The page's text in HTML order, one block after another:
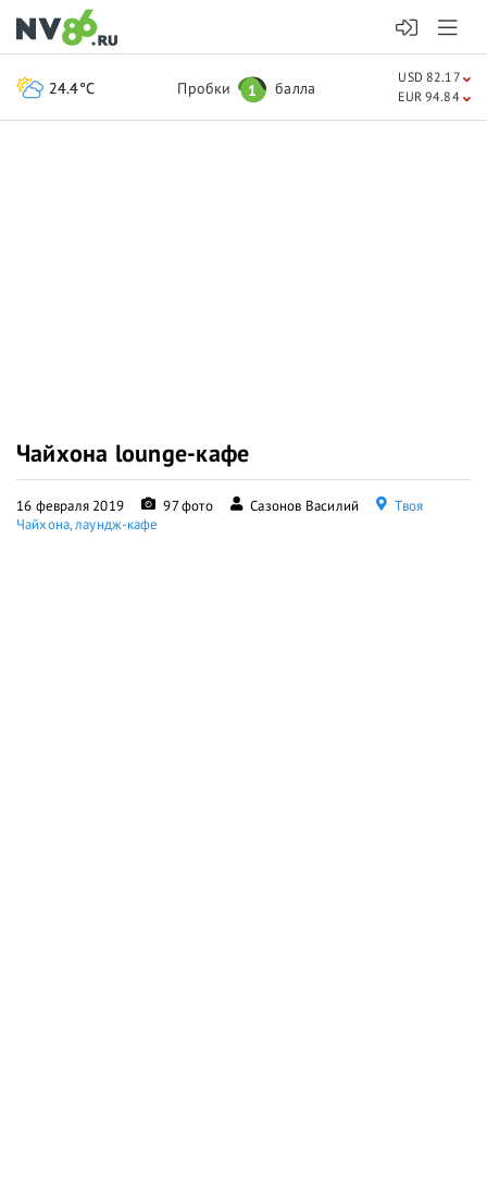
Чайхона lounge-кафе
16 февраля 2019 97 фото Сазонов Василий
Твоя
Чайхона, лаундж-кафе
24.4°C Пробки 1 балла
USD 82.17
EUR 94.84